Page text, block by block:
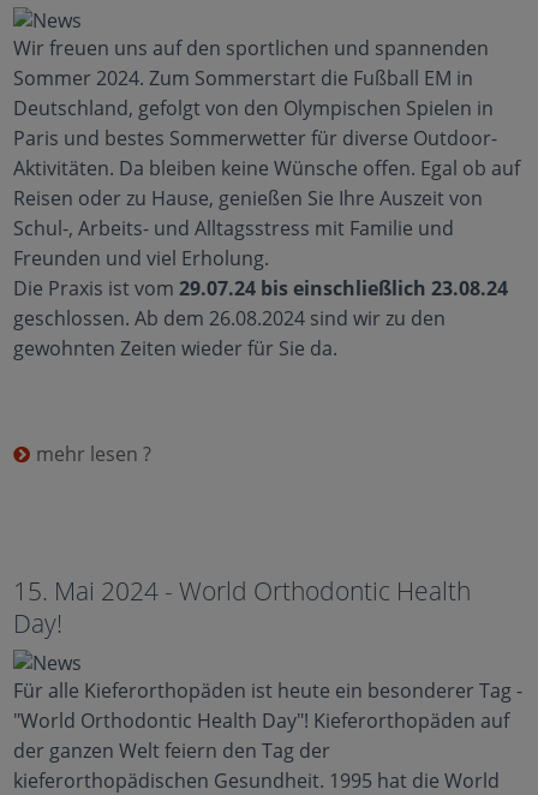
Wir freuen uns auf den sportlichen und spannenden
Sommer 2024. Zum Sommerstart die Fußball EM in
Deutschland, gefolgt von den Olympischen Spielen in
Paris und bestes Sommerwetter für diverse Outdoor-
Aktivitäten. Da bleiben keine Wünsche offen. Egal ob auf
Reisen oder zu Hause, genießen Sie Ihre Auszeit von
Schul-, Arbeits- und Alltagsstress mit Familie und
Freunden und viel Erholung.
Die Praxis ist vom29.07.24 bis einschließlich 23.08.24
geschlossen. Ab dem 26.08.2024 sind wir zu den
gewohnten Zeiten wieder für Sie da.
mehr lesen ?
15. Mai 2024 - World Orthodontic Health
Day!
Für alle Kieferorthopäden ist heute ein besonderer Tag -
"World Orthodontic Health Day"! Kieferorthopäden auf
der ganzen Welt feiern den Tag der
kieferorthopädischen Gesundheit. 1995 hat die World